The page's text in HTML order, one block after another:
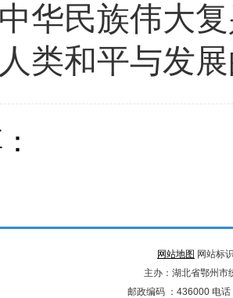
中华民族伟大
人类和平与发
网站地图 网站标
主办：湖北省鄂州
邮政编码 ：436000 电